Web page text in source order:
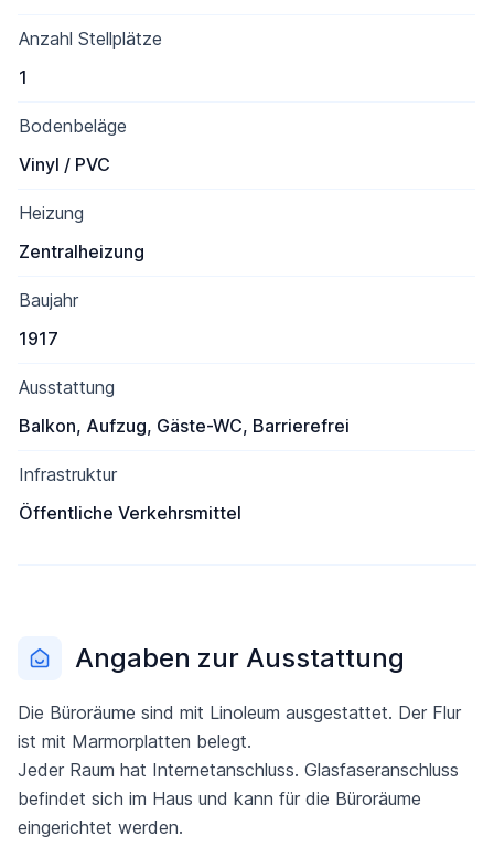
Anzahl Stellplätze
1
Bodenbeläge
Vinyl / PVC
Heizung
Zentralheizung
Baujahr
1917
Ausstattung
Balkon, Aufzug, Gäste-WC, Barrierefrei
Infrastruktur
Öffentliche Verkehrsmittel
Angaben zur Ausstattung
Die Büroräume sind mit Linoleum ausgestattet. Der Flur
ist mit Marmorplatten belegt.
Jeder Raum hat Internetanschluss. Glasfaseranschluss
befindet sich im Haus und kann für die Büroräume
eingerichtet werden.